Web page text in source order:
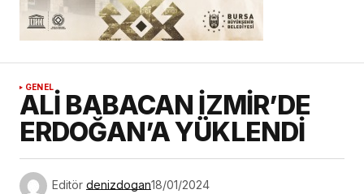
GENEL
ALİ BABACAN İZMİR’DE
ERDOĞAN’A YÜKLENDİ
Editör denizdogan18/01/2024